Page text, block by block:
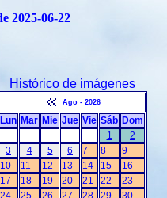
2025-06-22
Histórico de imágenes
Ago - 2026
Lun Mar Mie Jue Vie Sáb Dom
1
2
3
4 5 6 7 8
9
10
11 12 13 14 15
16
17
18 19 20 21 22
23
24
25 26 27 28 29
30